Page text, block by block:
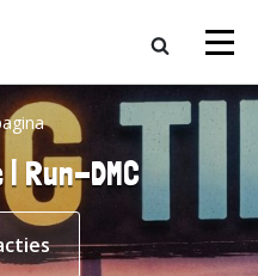
Run-DMC